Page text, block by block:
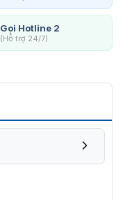
Gọi Hotline 2
(Hỗ trợ 24/7)